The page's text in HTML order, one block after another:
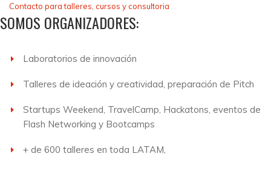
Contacto para talleres, cursos y consultoria
SOMOS ORGANIZADORES:
Laboratorios de innovación
Talleres de ideación y creatividad, preparación de Pitch
Startups Weekend, TravelCamp, Hackatons, eventos de
Flash Networking y Bootcamps
+ de 600 talleres en toda LATAM,